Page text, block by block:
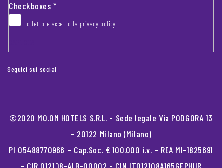
Checkboxes*
Ho letto e accetto la privacy policy
Seguici sui social
©2020 MO.OM HOTELS S.R.L. – Sede legale Via PODGORA 13
– 20122 Milano (Milano)
PI 05488770966 – Cap.Soc. € 100.000 i.v. – REA MI-1825691
– CIR 012108-ALB-00002 – CIN IT012108A165GEPHUR